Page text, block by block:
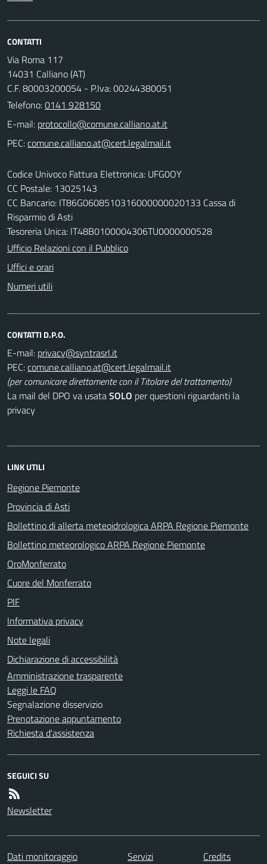
CONTATTI
Via Roma 117
14031 Calliano (AT)
C.F. 80003200054 - P.Iva: 00244380051
Telefono:0141 928150
E-mail:
PEC:
Codice Univoco Fattura Elettronica: UFG0OY
CC Postale: 13025143
CC Bancario: IT86G0608510316000000020133 Cassa di
Risparmio di Asti
Tesoreria Unica: lT48B0100004306TU0000000528
Ufficio Relazioni con il Pubblico
Uffici e orari
Numeri utili
CONTATTI D.P.O.
E-mail:
PEC:
(per comunicare direttamente con il Titolare del trattamento)
La mail del DPO va usataSOLO per questioni riguardanti la
privacy
LINK UTILI
Regione Piemonte
Provincia di Asti
Bollettino di allerta meteoidrologica ARPA Regione Piemonte
Bollettino meteorologico ARPA Regione Piemonte
OroMonferrato
Cuore del Monferrato
PIF
Informativa privacy
Note legali
Dichiarazione di accessibilità
Amministrazione trasparente
Leggi le FAQ
Segnalazione disservizio
Prenotazione appuntamento
Richiesta d'assistenza
SEGUICI SU
Newsletter
Dati monitoraggio Servizi
Credits